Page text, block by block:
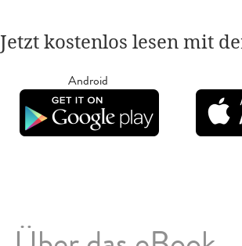
Jetzt kostenlos lesen mit
Android